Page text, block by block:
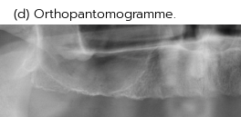
(d) Orthopantomogramme.